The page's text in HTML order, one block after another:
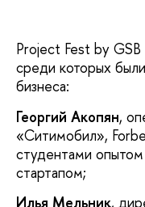
Project Fest by
среди которых
бизнеса:
Георгий Акопян,
«Ситимобил»,
студентами
стартапом;
Илья Мельник,